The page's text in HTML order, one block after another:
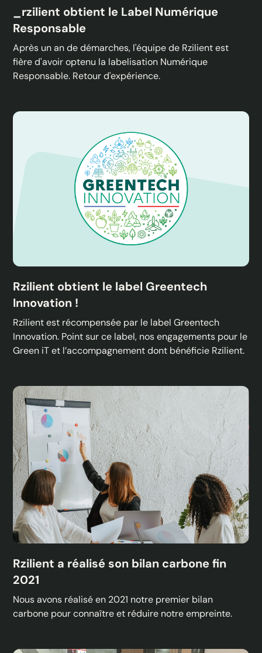
_rzilient obtient le Label Numérique
Responsable
Après un an de démarches, l'équipe de Rzilient est
fière d'avoir optenu la labelisation Numérique
Responsable. Retour d'expérience.
Rzilient obtient le label Greentech
Innovation !
Rzilient est récompensée par le label Greentech
Innovation. Point sur ce label, nos engagements pour le
Green iT et l’accompagnement dont bénéficie Rzilient.
Rzilient a réalisé son bilan carbone fin
2021
Nous avons réalisé en 2021 notre premier bilan
carbone pour connaître et réduire notre empreinte.